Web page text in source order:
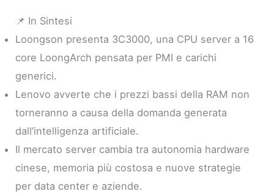
📌 In Sintesi
Loongson presenta 3C3000, una CPU server a 16
core LoongArch pensata per PMI e carichi
generici.
Lenovo avverte che i prezzi bassi della RAM non
torneranno a causa della domanda generata
dall’intelligenza artificiale.
Il mercato server cambia tra autonomia hardware
cinese, memoria più costosa e nuove strategie
per data center e aziende.